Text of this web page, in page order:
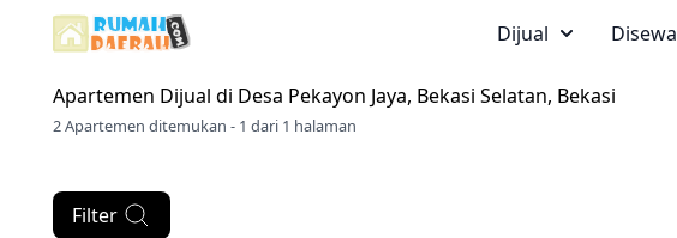
Dijual Disewa
Apartemen Dijual di Desa Pekayon Jaya, Bekasi Selatan, Bekasi
2 Apartemen ditemukan - 1 dari 1 halaman
Filter